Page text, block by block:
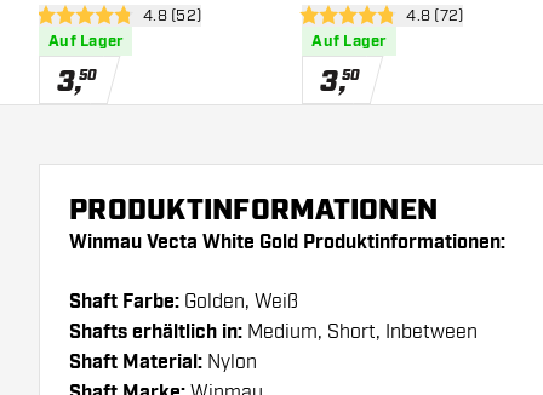
Bewertungsbereich öffnen
4.8 Bewertungssterne
4.8 (52)
Auf Lager
3,50
4.8 Bewertungssterne
4.8 (72)
Auf Lager
3,50
PRODUKTINFORMATIONEN
Winmau Vecta White Gold Produktinformationen:
Shaft Farbe: Golden, Weiß
Shafts erhältlich in: Medium, Short, Inbetween
Shaft Material: Nylon